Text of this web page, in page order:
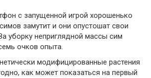
с запущенной игрой хорошенько
замутит и они опустошат свои
уборку неприглядной массы сим
очков опыта.
модифицированные растения
как может показаться на первый